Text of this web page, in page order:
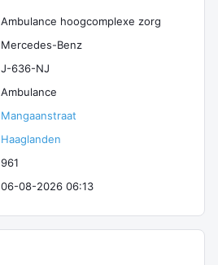
Ambulance hoogcomplexe zorg
Mercedes-Benz
J-636-NJ
Ambulance
Mangaanstraat
Haaglanden
961
06-08-2026 06:13